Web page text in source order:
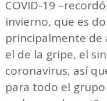
COVID-19
invierno, que es
principalmente de
el de la gripe, el
coronavirus, así
para todo el